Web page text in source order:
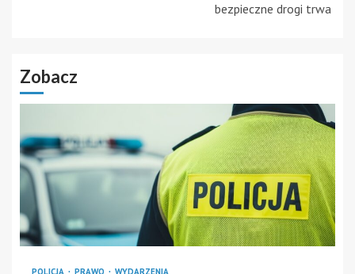
bezpieczne drogi trwa
Zobacz
POLICJA PRAWO WYDARZENIA